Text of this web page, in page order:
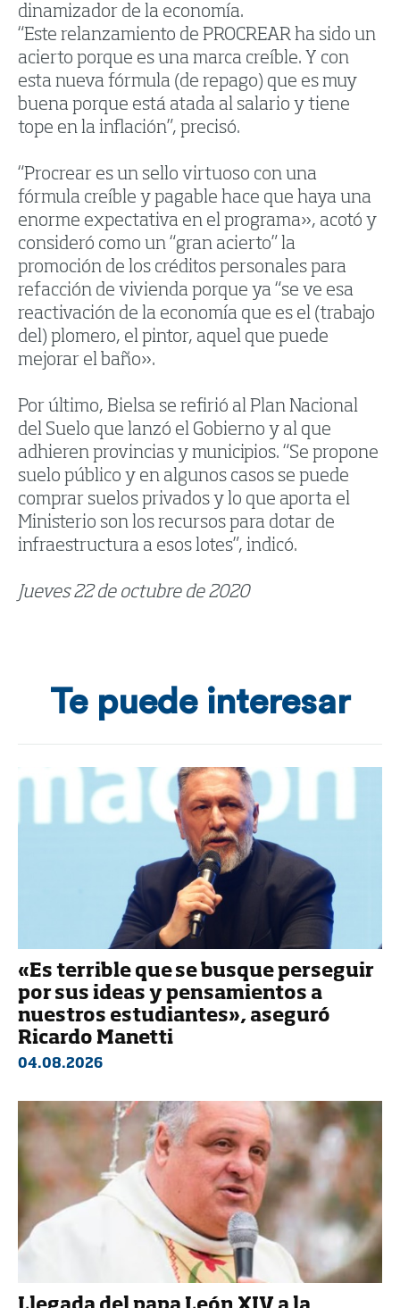
dinamizador de la economía.
“Este relanzamiento de PROCREAR ha sido un
acierto porque es una marca creíble. Y con
esta nueva fórmula (de repago) que es muy
buena porque está atada al salario y tiene
tope en la inflación”, precisó.
“Procrear es un sello virtuoso con una
fórmula creíble y pagable hace que haya una
enorme expectativa en el programa», acotó y
consideró como un “gran acierto” la
promoción de los créditos personales para
refacción de vivienda porque ya “se ve esa
reactivación de la economía que es el (trabajo
del) plomero, el pintor, aquel que puede
mejorar el baño».
Por último, Bielsa se refirió al Plan Nacional
del Suelo que lanzó el Gobierno y al que
adhieren provincias y municipios. “Se propone
suelo público y en algunos casos se puede
comprar suelos privados y lo que aporta el
Ministerio son los recursos para dotar de
infraestructura a esos lotes”, indicó.
Jueves 22 de octubre de 2020
Te puede interesar
«Es terrible que se busque perseguir
por sus ideas y pensamientos a
nuestros estudiantes», aseguró
Ricardo Manetti
04.08.2026